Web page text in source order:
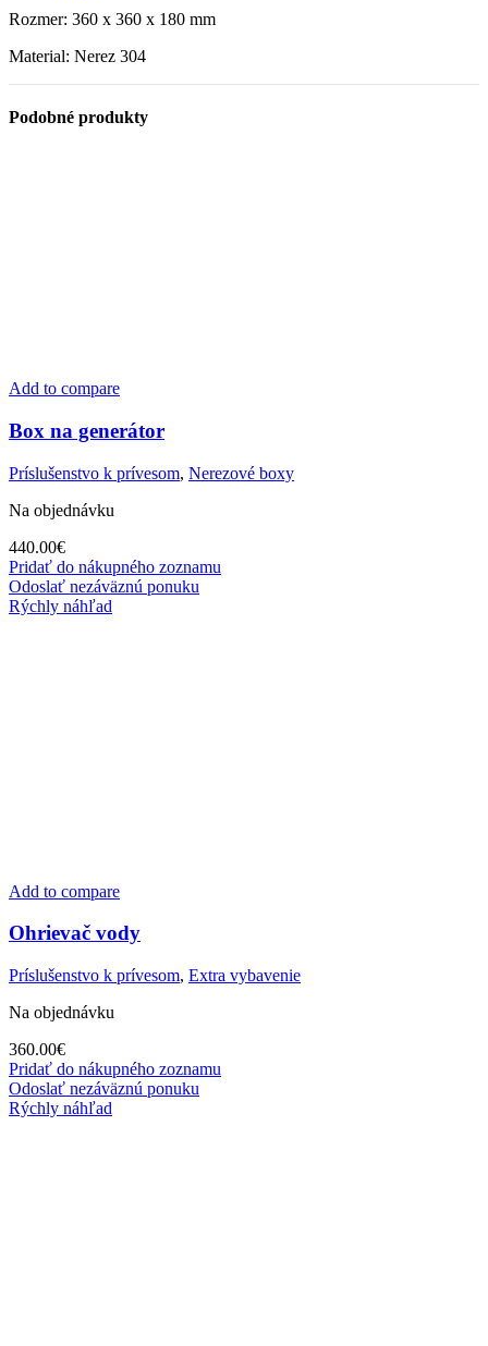
Rozmer: 360 x 360 x 180 mm
Material: Nerez 304
Podobné produkty
Add to compare
Box na generátor
Príslušenstvo k prívesom, Nerezové boxy
Na objednávku
440.00€
Pridať do nákupného zoznamu
Odoslať nezáväznú ponuku
Rýchly náhľad
Add to compare
Ohrievač vody
Príslušenstvo k prívesom, Extra vybavenie
Na objednávku
360.00€
Pridať do nákupného zoznamu
Odoslať nezáväznú ponuku
Rýchly náhľad